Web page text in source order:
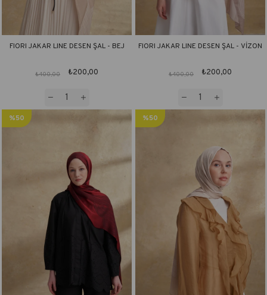
FIORI JAKAR LINE DESEN ŞAL - BEJ
₺200,00
₺400,00
FIORI JAKAR LINE DESEN ŞAL - VİZON
₺200,00
₺400,00
%50
%50